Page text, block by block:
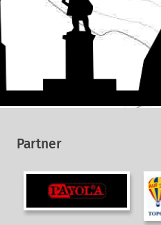
Partner